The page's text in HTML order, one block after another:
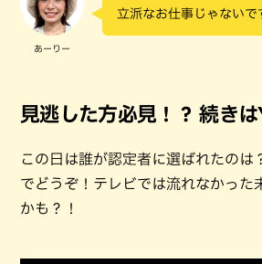
あーりー
立派なお仕事じゃないで
見逃した方必見！？ 続きは
この日は誰が認定者に選ばれたのは
でどうぞ！テレビでは流れなかった
かも？！